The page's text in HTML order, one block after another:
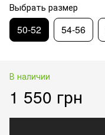
Выбрать размер
50-52 54-56
В наличии
1 550 грн